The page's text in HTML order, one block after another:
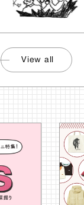
View all